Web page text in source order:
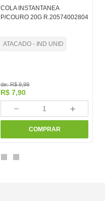
COLA INSTANTANEA
P/COURO 20G R.20574002804
ATACADO - IND UNID
de:R$ 9,99
R$ 7,90
＋
－
COMPRAR